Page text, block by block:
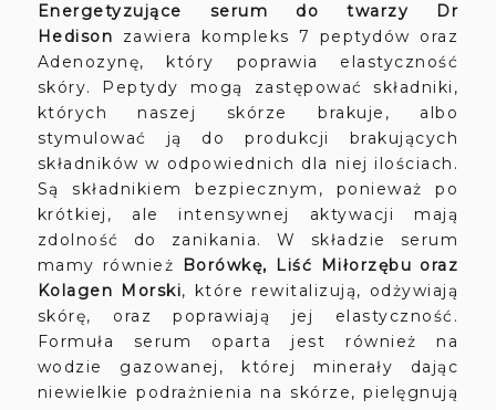
Energetyzujące serum do twarzy Dr
Hedison zawiera kompleks 7 peptydów oraz
Adenozynę, który poprawia elastyczność
skóry. Peptydy mogą zastępować składniki,
których naszej skórze brakuje, albo
stymulować ją do produkcji brakujących
składników w odpowiednich dla niej ilościach.
Są składnikiem bezpiecznym, ponieważ po
krótkiej, ale intensywnej aktywacji mają
zdolność do zanikania. W składzie serum
mamy również
Borówkę, Liść Miłorzębu oraz
Kolagen Morski, które rewitalizują, odżywiają
skórę, oraz poprawiają jej elastyczność.
Formuła serum oparta jest również na
wodzie gazowanej, której minerały dając
niewielkie podrażnienia na skórze, pielęgnują